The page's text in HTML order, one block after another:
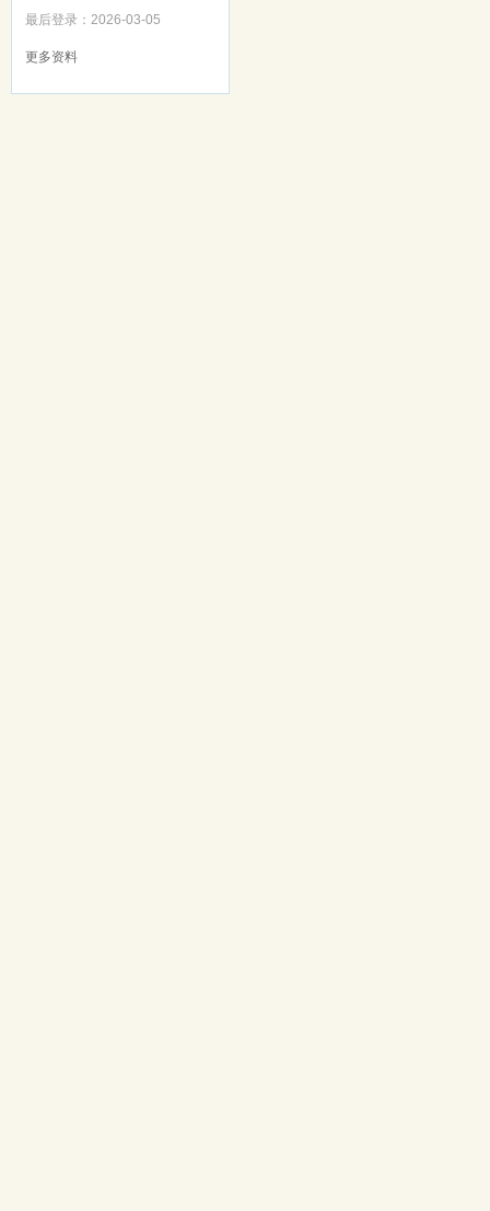
最后登录：2026-03-05
更多资料